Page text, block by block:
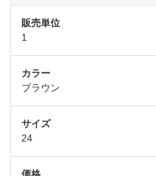
1
ブラウン
24